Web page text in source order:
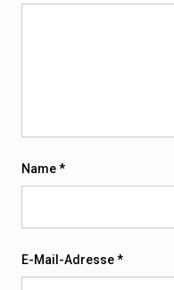
Name*
E-Mail-Adresse*